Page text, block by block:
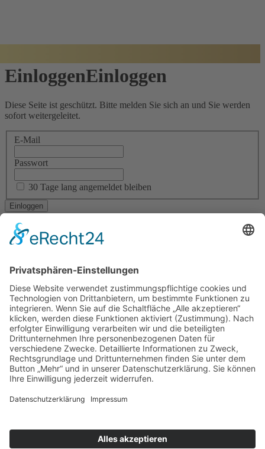
EinloggenEinloggen
Diese Seite ist geschützt. Bitte melden Sie sich an und Sie werden
sofort weitergeleitet.
E-Mail
Passwort
30 Tage lang angemeldet bleiben
Ich habe mein Passwort vergessen
Navigation
RESIDENTIAL ARCHITECTURE
CORPORATE ARCHITECTURE
PUBLIC + SOCIAL ARCHITECTURE
TICKETVERKAUF
STÄDTEBAU
INTERIOR DESIGN
BAUEN IM BESTAND
LANDSCAPE ARCHITECTURE
ÖKOLOGISCHES BAUEN
BAUEN DER ZUKUNFT!
YOUNG TALENT AWARD
Am Altenheimer Yachthafen 1, 77743 Neuried